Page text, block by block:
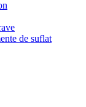
de suflat